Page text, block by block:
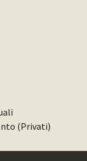
(Privati)